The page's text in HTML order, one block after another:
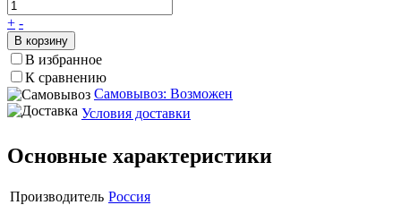
+ -
В корзину
В избранное
К сравнению
Самовывоз: Возможен
Условия доставки
Основные характеристики
Производитель Россия